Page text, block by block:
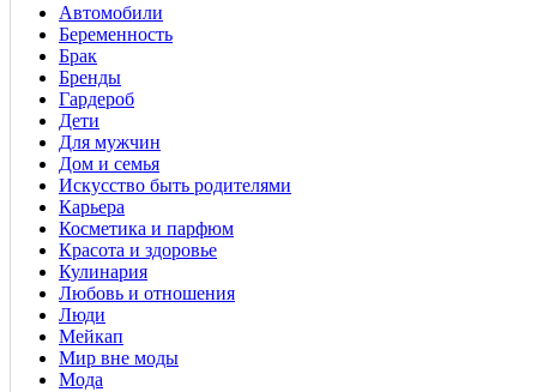
Автомобили
Беременность
Брак
Бренды
Гардероб
Дети
Для мужчин
Дом и семья
Искусство быть родителями
Карьера
Косметика и парфюм
Красота и здоровье
Кулинария
Любовь и отношения
Люди
Мейкап
Мир вне моды
Мода